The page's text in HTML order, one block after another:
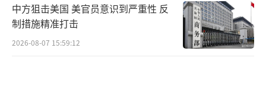
中方狙击美国 美官员意识到严重性 反
制措施精准打击
2026-08-07 15:59:12